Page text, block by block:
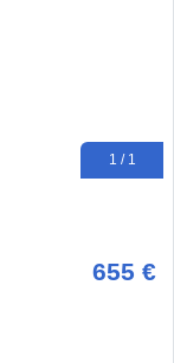
1 / 1
655 €